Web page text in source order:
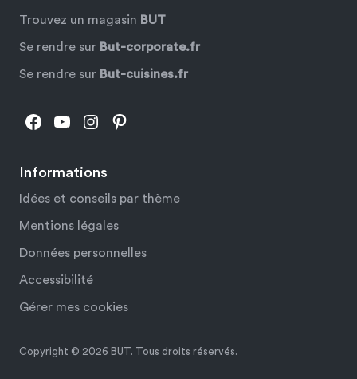
Informations
Idées et conseils par thème
Mentions légales
Données personnelles
Accessibilité
Gérer mes cookies
Trouvez un magasin BUT
Se rendre sur But-corporate.fr
Se rendre sur But-cuisines.fr
Facebook
YouTube
Instagram
Pinterest
Copyright © 2026 BUT. Tous droits réservés.